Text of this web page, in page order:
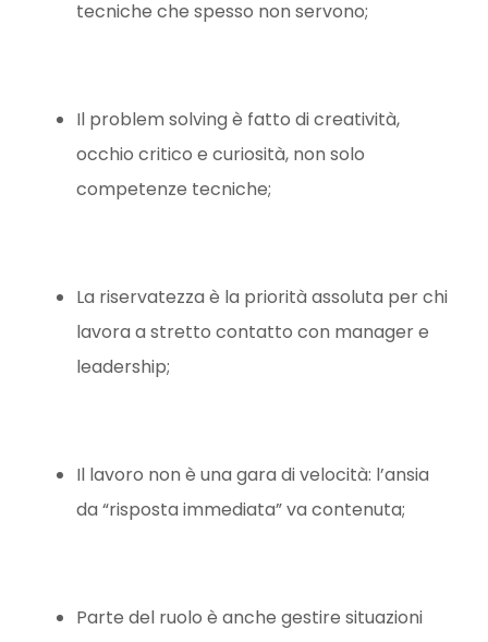
tecniche che spesso non servono;
Il problem solving è fatto di creatività,
occhio critico e curiosità, non solo
competenze tecniche;
La riservatezza è la priorità assoluta per chi
lavora a stretto contatto con manager e
leadership;
Il lavoro non è una gara di velocità: l’ansia
da “risposta immediata” va contenuta;
Parte del ruolo è anche gestire situazioni